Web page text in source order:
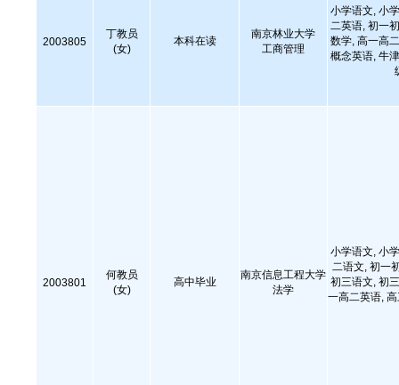
2003805
丁教员
(女)
本科在读
南京林业大学
工商管理
小学语文, 小
二英语, 初一
数学, 高一高
概念英语, 牛
2003801
何教员
(女)
高中毕业
南京信息工程大学
法学
小学语文, 小
二语文, 初一
初三语文, 初
一高二英语,